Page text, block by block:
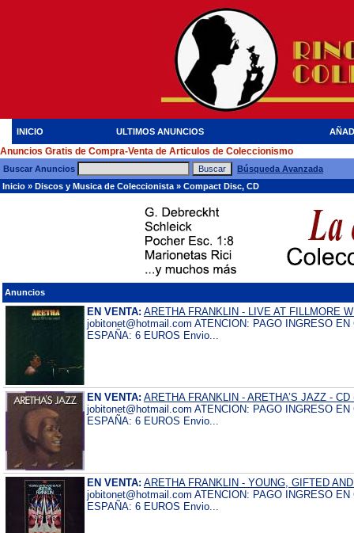
INICIO ULTIMOS ANUNCIOS
Anuncios Gratis de Compra-Venta de Articulos de Coleccionismo
Buscar Anuncios
Búsqueda Avanzada
Inicio » Discos y Musica de Coleccionista » Compact Disc, CD
Anuncios
EN VENTA: ARETHA FRANKLIN - LIVE AT FILLMORE
jobitonet@hotmail.com ATENCION: PAGO INGRESO
ESPAÑA: 6 EUROS Envio...
EN VENTA: ARETHA FRANKLIN - ARETHA’S JAZZ - CD
jobitonet@hotmail.com ATENCION: PAGO INGRESO
ESPAÑA: 6 EUROS Envio...
EN VENTA: ARETHA FRANKLIN - YOUNG, GIFTED
jobitonet@hotmail.com ATENCION: PAGO INGRESO
ESPAÑA: 6 EUROS Envio...